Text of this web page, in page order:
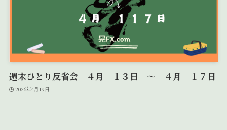
週末ひとり反省会 ４月 １３日 ～ ４月 １７日
2026年4月19日